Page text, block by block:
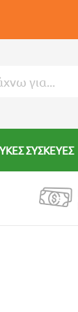
ΣΥΣΚΕΥΕΣ